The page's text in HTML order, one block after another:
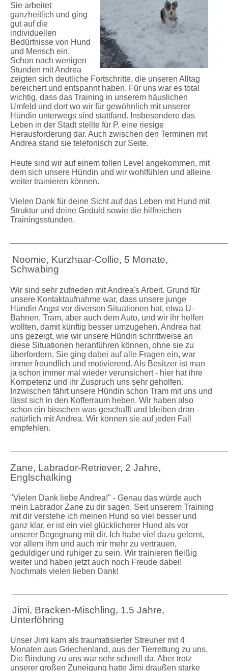
Sie arbeitet
ganzheitlich und ging
gut auf die
individuellen
Bedürfnisse von Hund
und Mensch ein.
Schon nach wenigen
Stunden mit Andrea
zeigten sich deutliche Fortschritte, die unseren Alltag
bereichert und entspannt haben. Für uns war es total
wichtig, dass das Training in unserem häuslichen
Umfeld und dort wo wir für gewöhnlich mit unserer
Hündin unterwegs sind stattfand. Insbesondere das
Leben in der Stadt stellte für P. eine riesige
Herausforderung dar. Auch zwischen den Terminen mit
Andrea stand sie telefonisch zur Seite.
Heute sind wir auf einem tollen Level angekommen, mit
dem sich unsere Hündin und wir wohlfühlen und alleine
weiter trainieren können.
Vielen Dank für deine Sicht auf das Leben mit Hund mit
Struktur und deine Geduld sowie die hilfreichen
Trainingsstunden.
Noomie, Kurzhaar-Collie, 5 Monate,
Schwabing
Wir sind sehr zufrieden mit Andrea's Arbeit. Grund für
unsere Kontaktaufnahme war, dass unsere junge
Hündin Angst vor diversen Situationen hat, etwa U-
Bahnen, Tram, aber auch dem Auto, und wir ihr helfen
wollten, damit künftig besser umzugehen. Andrea hat
uns gezeigt, wie wir unsere Hündin schrittweise an
diese Situationen heranführen können, ohne sie zu
überfordern. Sie ging dabei auf alle Fragen ein, war
immer freundlich und motivierend. Als Besitzer ist man
ja schon immer mal wieder verunsichert - hier hat ihre
Kompetenz und ihr Zuspruch uns sehr geholfen.
Inzwischen fährt unsere Hündin schon Tram mit uns und
lässt sich in den Kofferraum heben. Wir haben also
schon ein bisschen was geschafft und bleiben dran -
natürlich mit Andrea. Wir können sie auf jeden Fall
empfehlen.
Zane, Labrador-Retriever, 2 Jahre,
Englschalking
"Vielen Dank liebe Andrea!" - Genau das würde auch
mein Labrador Zane zu dir sagen. Seit unserem Training
mit dir verstehe ich meinen Hund so viel besser und
ganz klar, er ist ein viel glücklicherer Hund als vor
unserer Begegnung mit dir. Ich habe viel dazu gelernt,
vor allem ihm und auch mir mehr zu vertrauen,
geduldiger und ruhiger zu sein. Wir trainieren fleißig
weiter und haben jetzt auch noch Freude dabei!
Nochmals vielen lieben Dank!
Jimi, Bracken-Mischling, 1.5 Jahre,
Unterföhring
Unser Jimi kam als traumatisierter Streuner mit 4
Monaten aus Griechenland, aus der Tierrettung zu uns.
Die Bindung zu uns war sehr schnell da. Aber trotz
unserer großen Zuneigung hatte Jimi draußen starke